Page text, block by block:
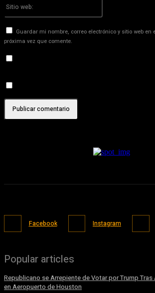
Guardar mi nombre, correo electrónico y sitio web en
próxima vez que comente.
Facebook Instagram
Popular articles
Republicano se Arrepiente de Votar por Trump
en Aeropuerto de Houston